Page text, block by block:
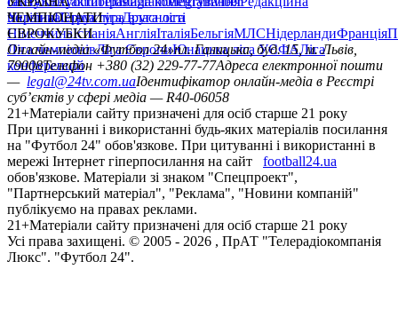
політикаСтруктура власності
УкраїнаПерша лігаДруга ліга
ЧЕМПІОНАТИ
НімеччинаІспаніяАнгліяІталіяБельгіяМЛСНідерландиФранція
ЄВРОКУБКИ
Ліга чемпіонівЛіга ЄвропиЮнацька ліга УЄФАЛіга
конференцій
Онлайн-медіа «Футбол 24»пл. Галицька, буд. 15, м. Львів,
79008Телефон +380 (32) 229-77-77Адреса електронної пошти
— legal@24tv.com.uaІдентифікатор онлайн-медіа в Реєстрі
суб’єктів у сфері медіа — R40-06058
21+Матеріали сайту призначені для осіб старше 21 року
При цитуванні і використанні будь-яких матеріалів посилання
на "Футбол 24" обов'язкове. При цитуванні і використанні в
мережі Інтернет гіперпосилання на сайт
football24.ua
обов'язкове. Матеріали зі знаком "Спецпроект",
"Партнерський матеріал", "Реклама", "Новини компаній"
публікуємо на правах реклами.
21+Матеріали сайту призначені для осіб старше 21 року
Усi права захищенi. © 2005 - 2026 , ПрАТ "Телерадіокомпанія
Люкс". "Футбол 24".